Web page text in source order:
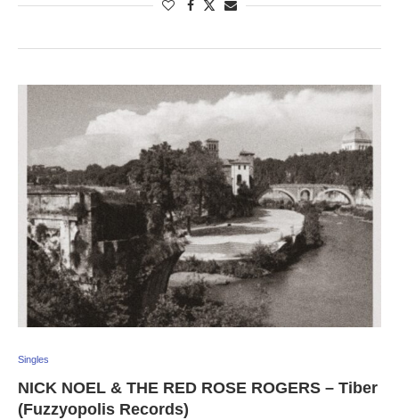
Singles
NICK NOEL & THE RED ROSE ROGERS – Tiber
(Fuzzyopolis Records)